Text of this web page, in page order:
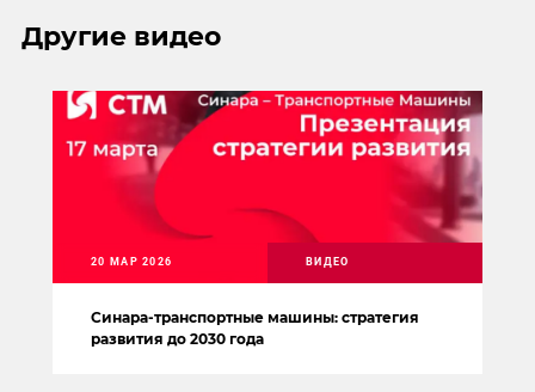
Другие видео
Синара-транспортные машины: стратегия
развития до 2030 года
20 МАР 2026 ВИДЕО